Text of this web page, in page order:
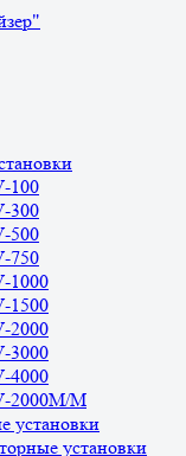
100
300
500
750
1000
1500
2000
3000
4000
2000М/М
установки
установки